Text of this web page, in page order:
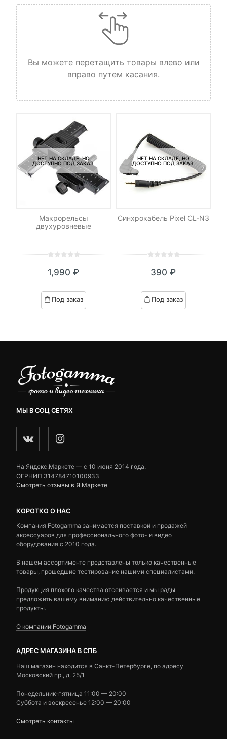
Вы можете перетащить товары влево или
вправо путем касания.
НЕТ НА СКЛАДЕ, НО
ДОСТУПНО ПОД ЗАКАЗ.
Макрорельсы
двухуровневые
out
based
on
1,990 ₽
Под заказ
НЕТ НА СКЛАДЕ, НО
ДОСТУПНО ПОД ЗАКАЗ.
Синхрокабель Pixel CL-N3
out
based
on
390 ₽
Под заказ
МЫ В СОЦ СЕТЯХ
На Яндекс.Маркете — c 10 июня 2014 года.
ОГРНИП 314784710100933
Смотреть отзывы в Я.Маркете
КОРОТКО О НАС
Компания Fotogamma занимается поставкой и продажей
аксессуаров для профессионального фото- и видео
оборудования с 2010 года.
В нашем ассортименте представлены только качественные
товары, прошедшие тестирование нашими специалистами.
Продукция плохого качества отсеивается и мы рады
предложить вашему вниманию действительно качественные
продукты.
О компании Fotogamma
АДРЕС МАГАЗИНА В СПБ
Наш магазин находится в Санкт-Петербурге, по адресу
Московский пр., д. 25/1
Понедельник-пятница 11:00 — 20:00
Суббота и воскресенье 12:00 — 20:00
Смотреть контакты